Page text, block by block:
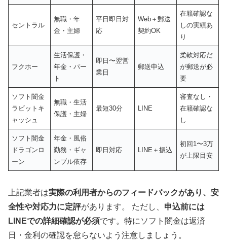
セントラル
無職・年
金・主婦
平日即日対
応
Web＋郵送
契約OK
在籍確認な
しの実績あ
り
フクホー
生活保護・
年金・パー
ト
即日〜翌営
業日
郵送申込
柔軟対応だ
が郵送が必
要
ソフト闇金
ラビットキ
ャッシュ
無職・生活
保護・主婦
最短30分 LINE
審査なし・
在籍確認な
し
ソフト闇金
ドラゴンロ
ーン
年金・風俗
勤務・ギャ
ンブル依存
即日対応 LINE＋振込
初回1〜3万
が上限目安
上記業者は実際の利用者からのフィードバックがあり、安
全性や対応力に定評があります。 ただし、 申込前には
LINEでの詳細確認が必須です。特にソフト闇金は返済
日・金利の確認を怠らないよう注意しましょう。